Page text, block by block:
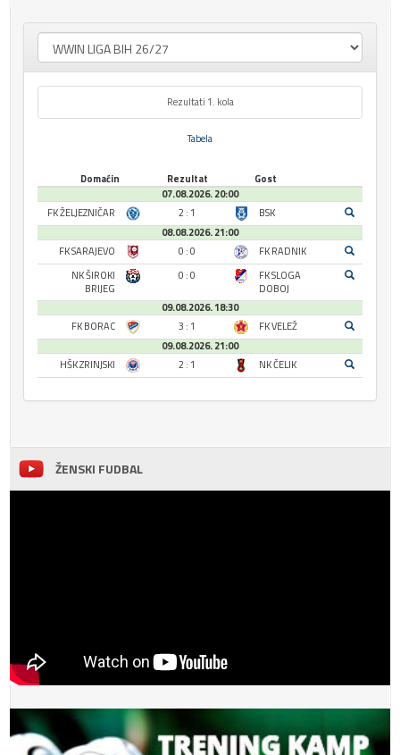
Rezultati 1. kola
Tabela
Domaćin Rezultat
Gost
07.08.2026. 20:00
FK ŽELJEZNIČAR
2 : 1
BSK
08.08.2026. 21:00
FK SARAJEVO
0 : 0
FK RADNIK
NK ŠIROKI
BRIJEG
0 : 0
FK SLOGA
DOBOJ
09.08.2026. 18:30
FK BORAC
3 : 1
FK VELEŽ
09.08.2026. 21:00
HŠK ZRINJSKI
2 : 1 NK ČELIK
ŽENSKI FUDBAL